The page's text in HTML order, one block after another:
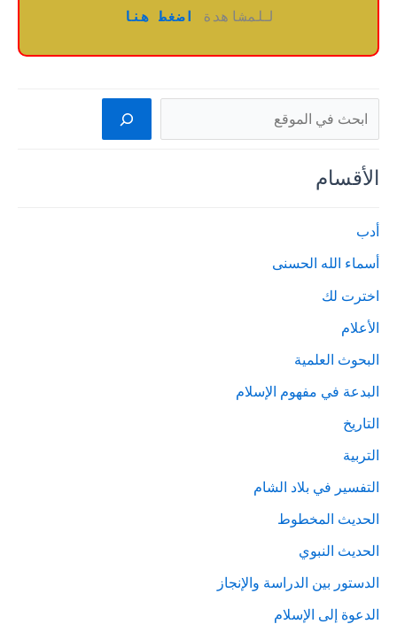
للمشاهدة اضغط هنا
البحث
الأقسام
أدب
أسماء الله الحسنى
اخترت لك
الأعلام
البحوث العلمية
البدعة في مفهوم الإسلام
التاريخ
التربية
التفسير في بلاد الشام
الحديث المخطوط
الحديث النبوي
الدستور بين الدراسة والإنجاز
الدعوة إلى الإسلام